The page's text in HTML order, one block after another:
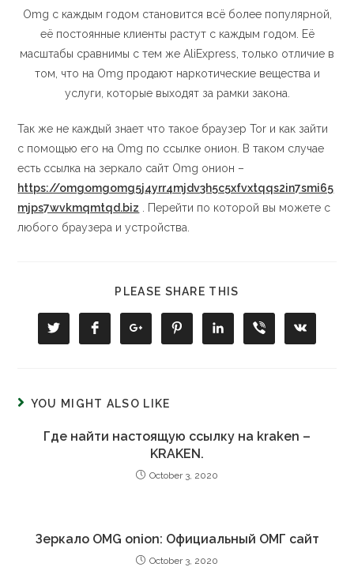
Omg с каждым годом становится всё более популярной,
её постоянные клиенты растут с каждым годом. Её
масштабы сравнимы с тем же AliExpress, только отличие в
том, что на Omg продают наркотические вещества и
услуги, которые выходят за рамки закона.
Так же не каждый знает что такое браузер Tor и как зайти
с помощью его на Omg по ссылке онион. В таком случае
есть ссылка на зеркало сайт Omg онион –
https://omgomgomg5j4yrr4mjdv3h5c5xfvxtqqs2in7smi65
mjps7wvkmqmtqd.biz . Перейти по которой вы можете с
любого браузера и устройства.
PLEASE SHARE THIS
YOU MIGHT ALSO LIKE
Где найти настоящую ссылку на kraken –
KRAKEN.
October 3, 2020
Зеркало OMG onion: Официальный ОМГ сайт
October 3, 2020